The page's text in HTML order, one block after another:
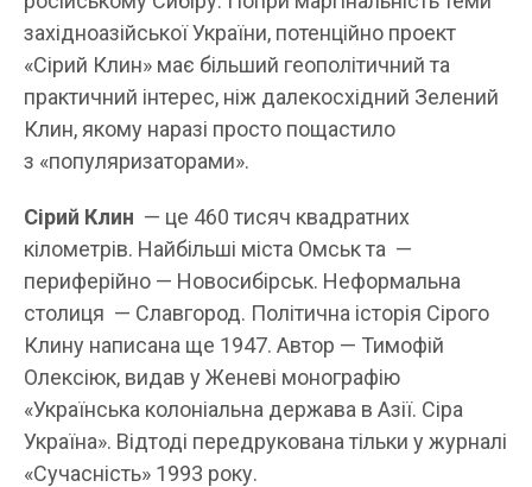
західноазійської України, потенційно проект
«Сірий Клин» має більший геополітичний та
практичний інтерес, ніж далекосхідний Зелений
Клин, якому наразі просто пощастило
з «популяризаторами».
Сірий Клин — це 460 тисяч квадратних
кілометрів. Найбільші міста Омськ та —
периферійно — Новосибірськ. Неформальна
столиця — Славгород. Політична історія Сірого
Клину написана ще 1947. Автор — Тимофій
Олексіюк, видав у Женеві монографію
«Українська колоніальна держава в Азії. Сіра
Україна». Відтоді передрукована тільки у журналі
«Сучасність» 1993 року.